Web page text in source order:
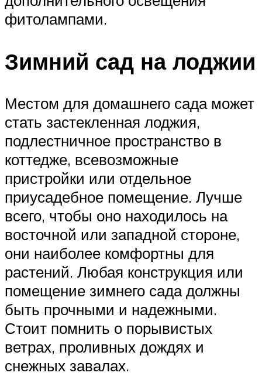
фитолампами.
Зимний сад на лоджии
Местом для домашнего сада может
стать застекленная лоджия,
подлестничное пространство в
коттедже, всевозможные
пристройки или отдельное
приусадебное помещение. Лучше
всего, чтобы оно находилось на
восточной или западной стороне,
они наиболее комфортны для
растений. Любая конструкция или
помещение зимнего сада должны
быть прочными и надежными.
Стоит помнить о порывистых
ветрах, проливных дождях и
снежных завалах.